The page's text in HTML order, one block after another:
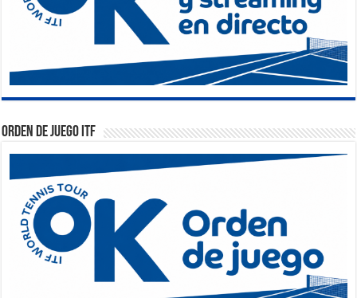
Orden de Juego ITF